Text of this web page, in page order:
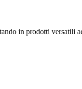
in prodotti versatili